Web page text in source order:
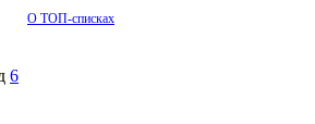
О ТОП-списках
6